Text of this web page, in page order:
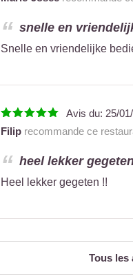
snelle en
Snelle en vriendelijke
Avis du: 25/
Filiprecommande ce
heel lekker
Heel lekker gegeten !!
Tous les